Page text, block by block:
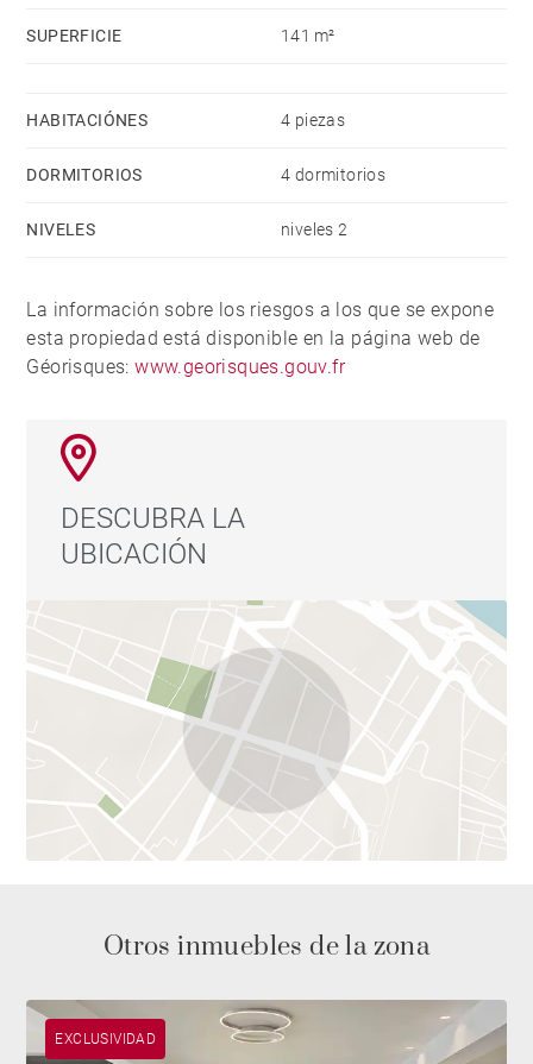
SUPERFICIE 141 m²
HABITACIÓNES 4 piezas
DORMITORIOS 4 dormitorios
NIVELES niveles 2
La información sobre los riesgos a los que se expone
esta propiedad está disponible en la página web de
Géorisques:www.georisques.gouv.fr
DESCUBRA LA
UBICACIÓN
Otros inmuebles de la zona
EXCLUSIVIDAD